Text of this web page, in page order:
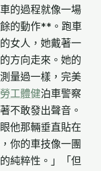
的過程就像一場
的動作**。跑車
女人，她戴著一
方向走來。她的
量過一樣，完美
勞工體健泊車警察
不敢發出聲音。
他那輛垂直貼在
你的車技像一團
純粹性。」「但